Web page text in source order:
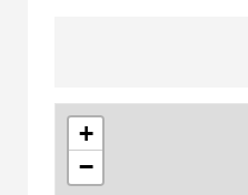
+
−